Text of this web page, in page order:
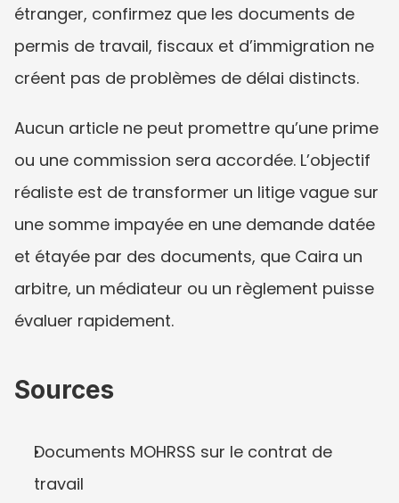
étranger, confirmez que les documents de
permis de travail, fiscaux et d’immigration ne
créent pas de problèmes de délai distincts.
Aucun article ne peut promettre qu’une prime
ou une commission sera accordée. L’objectif
réaliste est de transformer un litige vague sur
une somme impayée en une demande datée
et étayée par des documents, que Caira un
arbitre, un médiateur ou un règlement puisse
évaluer rapidement.
Sources
Documents MOHRSS sur le contrat de
travail